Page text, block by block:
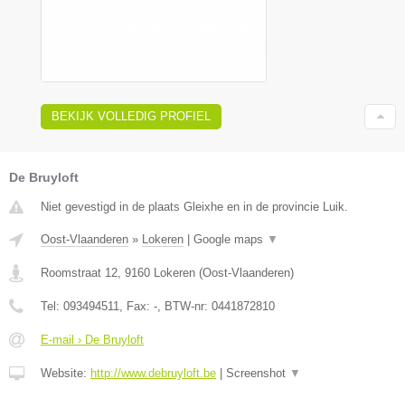
BEKIJK VOLLEDIG PROFIEL
De Bruyloft
Niet gevestigd in de plaats Gleixhe en in de provincie Luik.
Oost-Vlaanderen » Lokeren Google maps ▼
Roomstraat 12, 9160 Lokeren (Oost-Vlaanderen)
Tel: 093494511, Fax: -, BTW-nr: 0441872810
E-mail › De Bruyloft
Website: http://www.debruyloft.be Screenshot ▼